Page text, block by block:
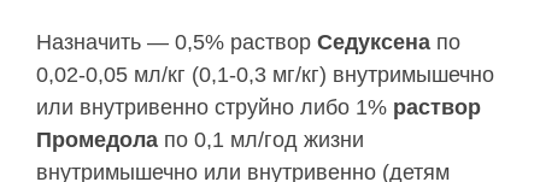
Назначить — 0,5% раствор Седуксена по
0,02-0,05 мл/кг (0,1-0,3 мг/кг) внутримышечно
или внутривенно струйно либо 1% раствор
Промедола по 0,1 мл/год жизни
внутримышечно или внутривенно (детям